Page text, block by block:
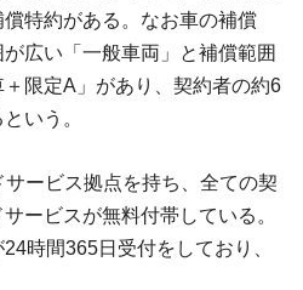
特約がある。なお車の補償
が広い「一般車両」と補償範囲
限定A」があり、契約者の約6
いう。
ービス拠点を持ち、全ての契
ービスが無料付帯している。
時間365日受付をしており、